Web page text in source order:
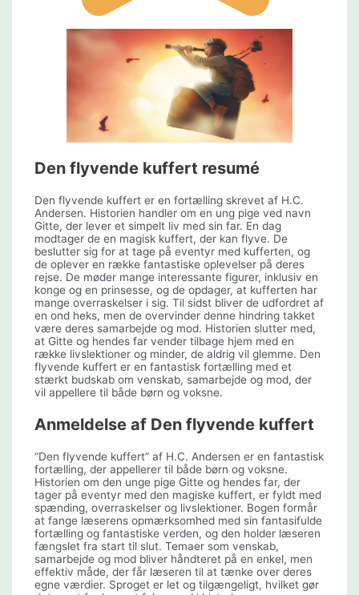
Den flyvende kuffert resumé
Den flyvende kuffert er en fortælling skrevet af H.C.
Andersen. Historien handler om en ung pige ved navn
Gitte, der lever et simpelt liv med sin far. En dag
modtager de en magisk kuffert, der kan flyve. De
beslutter sig for at tage på eventyr med kufferten, og
de oplever en række fantastiske oplevelser på deres
rejse. De møder mange interessante figurer, inklusiv en
konge og en prinsesse, og de opdager, at kufferten har
mange overraskelser i sig. Til sidst bliver de udfordret af
en ond heks, men de overvinder denne hindring takket
være deres samarbejde og mod. Historien slutter med,
at Gitte og hendes far vender tilbage hjem med en
række livslektioner og minder, de aldrig vil glemme. Den
flyvende kuffert er en fantastisk fortælling med et
stærkt budskab om venskab, samarbejde og mod, der
vil appellere til både børn og voksne.
Anmeldelse af Den flyvende kuffert
“Den flyvende kuffert” af H.C. Andersen er en fantastisk
fortælling, der appellerer til både børn og voksne.
Historien om den unge pige Gitte og hendes far, der
tager på eventyr med den magiske kuffert, er fyldt med
spænding, overraskelser og livslektioner. Bogen formår
at fange læserens opmærksomhed med sin fantasifulde
fortælling og fantastiske verden, og den holder læseren
fængslet fra start til slut. Temaer som venskab,
samarbejde og mod bliver håndteret på en enkel, men
effektiv måde, der får læseren til at tænke over deres
egne værdier. Sproget er let og tilgængeligt, hvilket gør